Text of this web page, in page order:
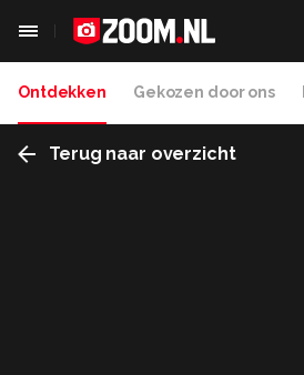
Ontdekken Gekozen door ons
Terug naar overzicht